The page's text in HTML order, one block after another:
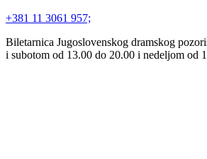
+381 11 3061 957;
Biletarnica Jugoslovenskog dramskog
i subotom od 13.00 do 20.00 i nedeljom od